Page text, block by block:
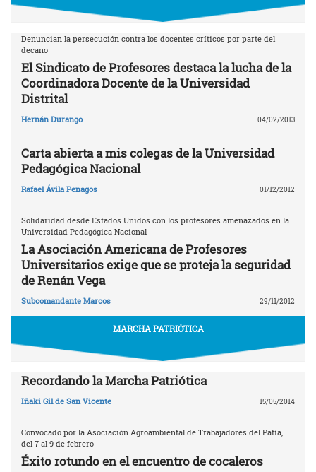
Denuncian la persecución contra los docentes críticos por parte del
decano
El Sindicato de Profesores destaca la lucha de la
Coordinadora Docente de la Universidad
Distrital
Hernán Durango 04/02/2013
Carta abierta a mis colegas de la Universidad
Pedagógica Nacional
Rafael Ávila Penagos 01/12/2012
Solidaridad desde Estados Unidos con los profesores amenazados en la
Universidad Pedagógica Nacional
La Asociación Americana de Profesores
Universitarios exige que se proteja la seguridad
de Renán Vega
Subcomandante Marcos 29/11/2012
MARCHA PATRIÓTICA
Recordando la Marcha Patriótica
Iñaki Gil de San Vicente 15/05/2014
Convocado por la Asociación Agroambiental de Trabajadores del Patía,
del 7 al 9 de febrero
Éxito rotundo en el encuentro de cocaleros